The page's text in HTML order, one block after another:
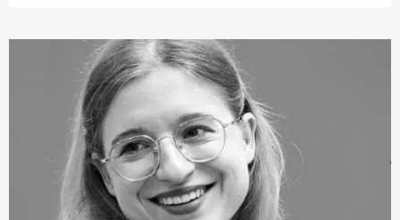
umfasste. Da Kammermusik eine ihrer Leidenschaften
ist, hat sie in verschiedenen und bei wichtigen
Wettbewerben ausgezeichneten Ensembles mitgewirkt
und ist derzeit Mitglied des NERIDA Quartetts. Zudem
ist Grace als Solistin Preisträgerin des New Zealand
National Concerto Competition sowie des Gisborne
International Music Competition. Zu Graces
Orchestererfahrungen gehören das New Zealand
Symphony Orchestra, das National Youth Orchestra
sowie das Schleswig-Holstein Festival Orchestra.